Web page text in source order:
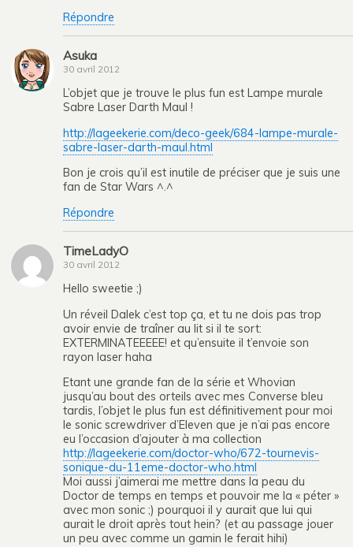
Répondre
Asuka
30 avril 2012
L’objet que je trouve le plus fun est Lampe murale
Sabre Laser Darth Maul !
http://lageekerie.com/deco-geek/684-lampe-murale-
sabre-laser-darth-maul.html
Bon je crois qu’il est inutile de préciser que je suis une
fan de Star Wars ^.^
Répondre
TimeLadyO
30 avril 2012
Hello sweetie ;)
Un réveil Dalek c’est top ça, et tu ne dois pas trop
avoir envie de traîner au lit si il te sort:
EXTERMINATEEEEE! et qu’ensuite il t’envoie son
rayon laser haha
Etant une grande fan de la série et Whovian
jusqu’au bout des orteils avec mes Converse bleu
tardis, l’objet le plus fun est définitivement pour moi
le sonic screwdriver d’Eleven que je n’ai pas encore
eu l’occasion d’ajouter à ma collection
http://lageekerie.com/doctor-who/672-tournevis-
sonique-du-11eme-doctor-who.html
Moi aussi j’aimerai me mettre dans la peau du
Doctor de temps en temps et pouvoir me la « péter »
avec mon sonic ;) pourquoi il y aurait que lui qui
aurait le droit après tout hein? (et au passage jouer
un peu avec comme un gamin le ferait hihi)